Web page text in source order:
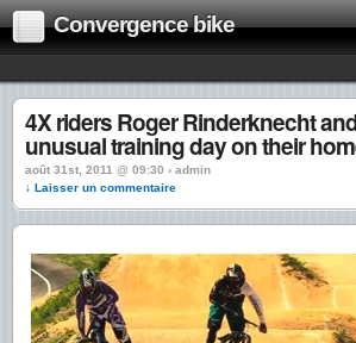
Convergence bike
4X riders Roger Rinderknecht
unusual training day on their
août 31st, 2011 @ 09:30 › admin
↓ Laisser un commentaire